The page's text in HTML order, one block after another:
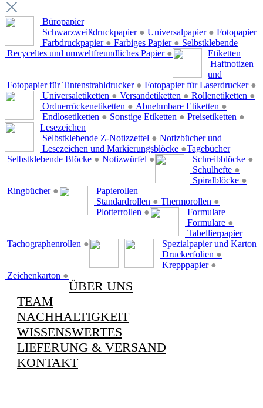
Büropapier
Schwarzweißdruckpapier ● Universalpapier ●
Farbdruckpapier ● Farbiges Papier ●
Recyceltes und umweltfreundliches Papier ●
Fotopapier
Fotopapier für Tintenstrahldrucker ● Fotopapier für Laserdrucker ●
Selbstklebende
Etiketten
Universaletiketten ● Versandetiketten ● Rollenetiketten ●
Ordnerrückenetiketten ● Abnehmbare Etiketten ●
Endlosetiketten ● Sonstige Etiketten ● Preisetiketten ●
Haftnotizen
und
Lesezeichen
Selbstklebende Z-Notizzettel ●
Lesezeichen und Markierungsblöcke ●
Selbstklebende Blöcke ● Notizwürfel ●
Notizbücher und
Tagebücher
Schreibblöcke ●
Schulhefte ●
Spiralblöcke ●
Ringbücher ●
Papierollen
Standardrollen ● Thermorollen ●
Plotterrollen ●
Formulare
Formulare ●
Tachographenrollen ●
Tabellierpapier
Spezialpapier und Karton
Druckerfolien ●
Krepppapier ●
Zeichenkarton ●
ÜBER UNS
TEAM
NACHHALTIGKEIT
WISSENSWERTES
LIEFERUNG & VERSAND
KONTAKT